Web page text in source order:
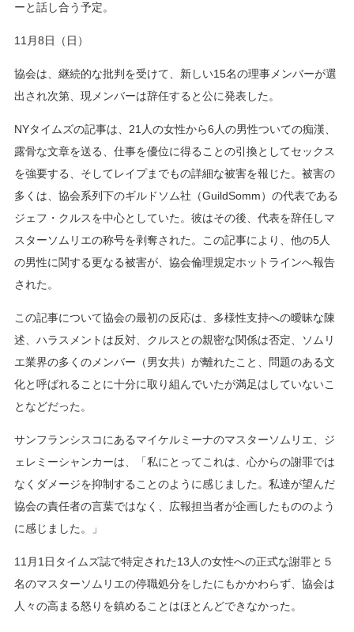
ーと話し合う予定。
11月8日（日）
協会は、継続的な批判を受けて、新しい15名の理事メンバーが選
出され次第、現メンバーは辞任すると公に発表した。
NYタイムズの記事は、21人の女性から6人の男性ついての痴漢、
露骨な文章を送る、仕事を優位に得ることの引換としてセックス
を強要する、そしてレイプまでもの詳細な被害を報じた。被害の
多くは、協会系列下のギルドソム社（GuildSomm）の代表である
ジェフ・クルスを中心としていた。彼はその後、代表を辞任しマ
スターソムリエの称号を剥奪された。この記事により、他の5人
の男性に関する更なる被害が、協会倫理規定ホットラインへ報告
された。
この記事について協会の最初の反応は、多様性支持への曖昧な陳
述、ハラスメントは反対、クルスとの親密な関係は否定、ソムリ
エ業界の多くのメンバー（男女共）が離れたこと、問題のある文
化と呼ばれることに十分に取り組んでいたが満足はしていないこ
となどだった。
サンフランシスコにあるマイケルミーナのマスターソムリエ、ジ
ェレミーシャンカーは、「私にとってこれは、心からの謝罪では
なくダメージを抑制することのように感じました。私達が望んだ
協会の責任者の言葉ではなく、広報担当者が企画したもののよう
に感じました。」
11月1日タイムズ誌で特定された13人の女性への正式な謝罪と５
名のマスターソムリエの停職処分をしたにもかかわらず、協会は
人々の高まる怒りを鎮めることはほとんどできなかった。